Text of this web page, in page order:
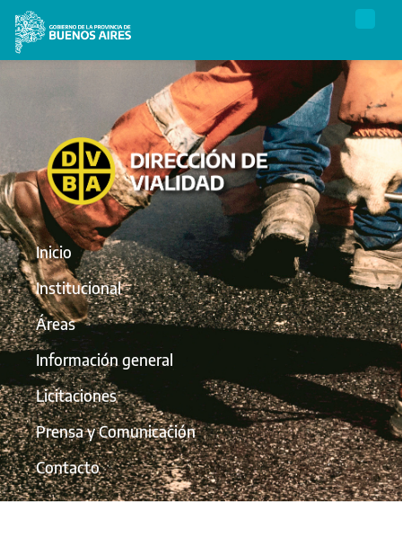
Inicio
Institucional
Áreas
Información general
Licitaciones
Prensa y Comunicación
Contacto